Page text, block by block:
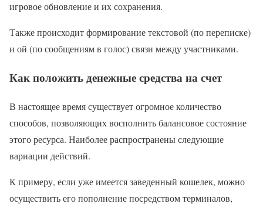
игровое обновление и их сохранения.
Также происходит формирование текстовой (по переписке)
и ой (по сообщениям в голос) связи между участниками.
Как положить денежные средства на счет
В настоящее время существует огромное количество
способов, позволяющих восполнить балансовое состояние
этого ресурса. Наиболее распространены следующие
вариации действий.
К примеру, если уже имеется заведенный кошелек, можно
осуществить его пополнение посредством терминалов,